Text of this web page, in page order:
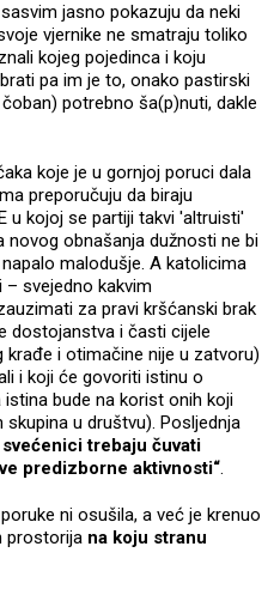
jasno pokazuju da neki
vjernike ne smatraju toliko
kojeg pojedinca i koju
pa im je to, onako pastirski
potrebno ša(p)nuti, dakle
koje je u gornjoj poruci dala
preporučuju da biraju
u kojoj se partiji takvi 'altruisti'
novog obnašanja dužnosti ne bi
malodušje. A katolicima
svejedno kakvim
za pravi kršćanski brak
dostojanstva i časti cijele
i otimačine nije u zatvoru)
i koji će govoriti istinu o
bude na korist onih koji
u društvu). Posljednja
svećenici trebaju čuvati
predizborne aktivnosti“.
ni osušila, a već je krenuo
prostorija na koju stranu